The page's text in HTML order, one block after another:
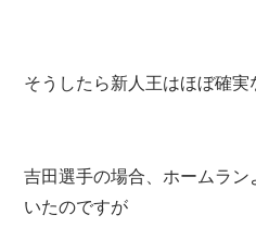
そうしたら新人王はほぼ確実
吉田選手の場合、ホームラ
いたのですが